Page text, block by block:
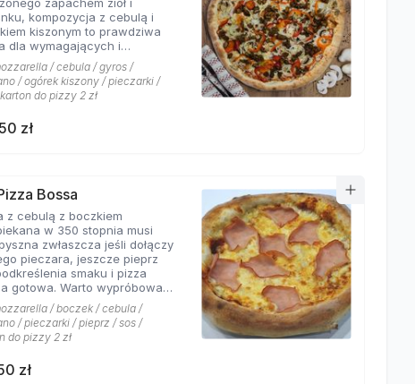
kompozycja z cebulą i
kiszonym to prawdziwa
dla wymagających i
których pizzeria Hyyper
. Chodzą słuchy,
Hyyper jest najlepszy w
/ cebula / gyros /
/ ogórek kiszony / pieczarki /
do pizzy 2 zł
zł
Bossa
z cebulą z boczkiem
w 350 stopnia musi
zwłaszcza jeśli dołączy
pieczara, jeszcze pieprz
smaku i pizza
Warto wypróbować
sosy dostępne w Pizzerii
a mamy ich cztery rodzaje:
łagodny, pomidorowy
jogurtowo-czosnkowy
w smaku.
/ boczek / cebula /
/ pieczarki / pieprz / sos /
do pizzy 2 zł
zł